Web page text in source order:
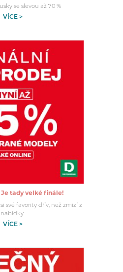
se slevou až 70 %
VÍCE >
Je tady velké finále!
své favority dřív, než zmizí z
nabídky.
VÍCE >